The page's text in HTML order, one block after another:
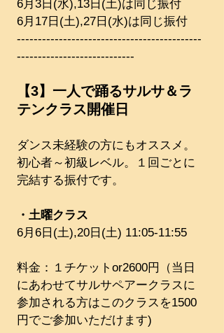
6月3日(水),13日(土)は同じ振付
6月17日(土),27日(水)は同じ振付
--------------------------------------------
----------------------------
【3】一人で踊るサルサ＆ラ
テンクラス開催日
ダンス未経験の方にもオススメ。
初心者～初級レベル。１回ごとに
完結する振付です。
・土曜クラス
6月6日(土),20日(土) 11:05-11:55
料金：１チケットor2600円（当日
にあわせてサルサペアークラスに
参加される方はこのクラスを1500
円でご参加いただけます)